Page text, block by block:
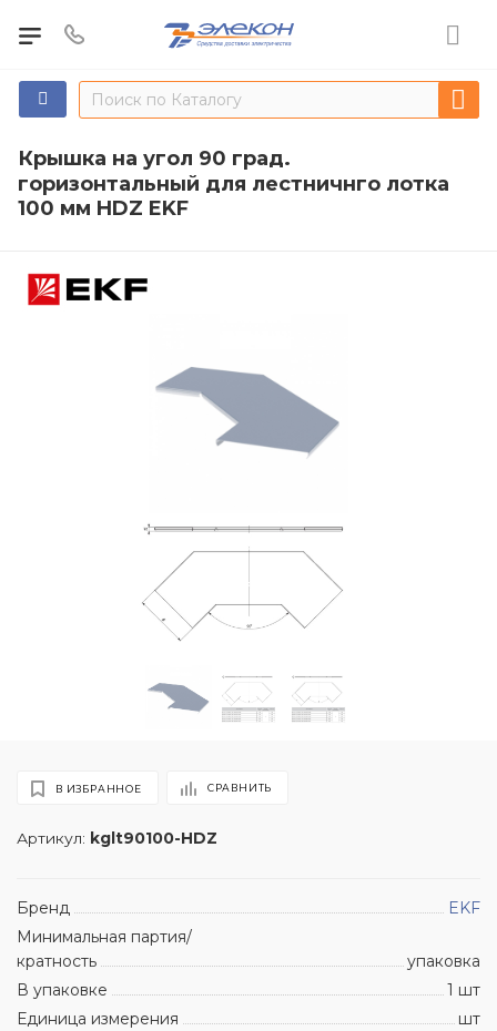
Крышка на угол 90 град.
горизонтальный для лестничнго лотка
100 мм HDZ EKF
Артикул: kglt90100-HDZ
В ИЗБРАННОЕ СРАВНИТЬ
Бренд
EKF
Минимальная партия/
кратность
упаковка
В упаковке
1 шт
Единица измерения
шт